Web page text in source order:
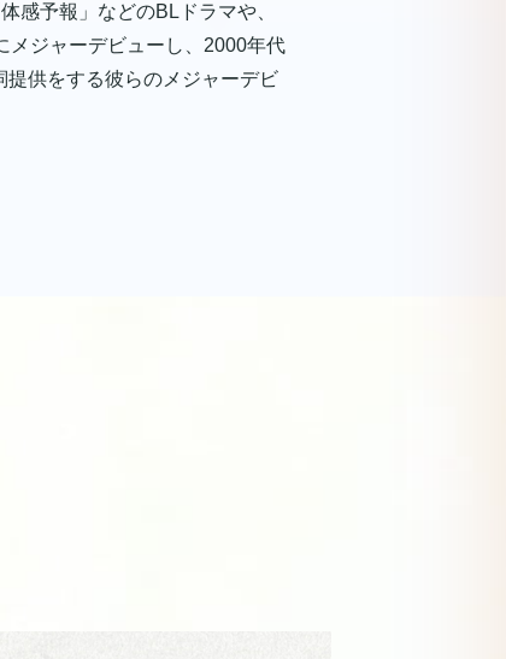
感予報」などのBLドラマや、
メジャーデビューし、2000年代
供をする彼らのメジャーデビ